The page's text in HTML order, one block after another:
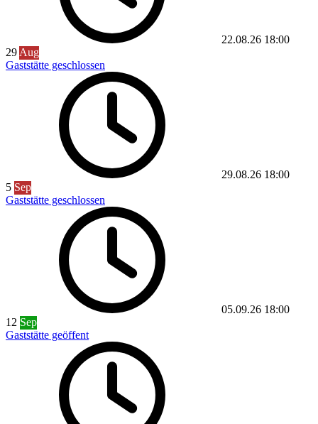
22.08.26 18:00
29Aug
Gaststätte geschlossen
29.08.26 18:00
5 Sep
Gaststätte geschlossen
05.09.26 18:00
12 Sep
Gaststätte geöffent